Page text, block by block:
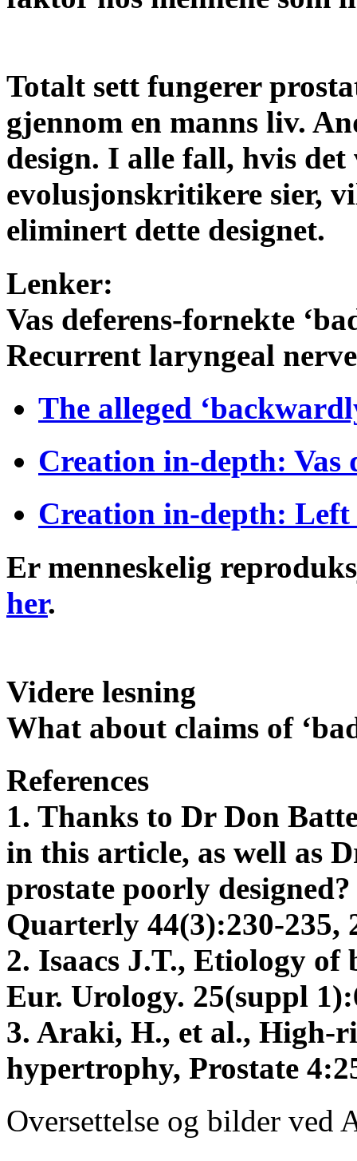
Totalt sett fungerer
gjennom en manns liv.
design. I alle fall, hvis det
evolusjonskritikere sier,
eliminert dette designet.
Lenker:
Vas deferens-fornekte
Recurrent laryngeal
The alleged
Creation in-depth: Vas
Creation in-depth:
Er menneskelig
her.
Videre lesning
What about claims of
References
1. Thanks to Dr Don
in this article, as well as
prostate poorly
Quarterly 44(3):230-235,
2. Isaacs J.T., Etiology
Eur. Urology. 25(suppl
3. Araki, H., et al., High-
hypertrophy, Prostate
Oversettelse og bilder ved